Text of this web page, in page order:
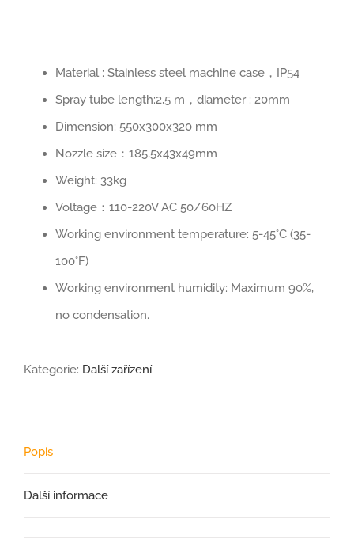
Material : Stainless steel machine case，IP54
Spray tube length:2,5 m，diameter : 20mm
Dimension: 550x300x320 mm
Nozzle size：185,5x43x49mm
Weight: 33kg
Voltage：110-220V AC 50/60HZ
Working environment temperature: 5-45°C (35-
100°F)
Working environment humidity: Maximum 90%,
no condensation.
Kategorie: Další zařízení
Popis
Další informace